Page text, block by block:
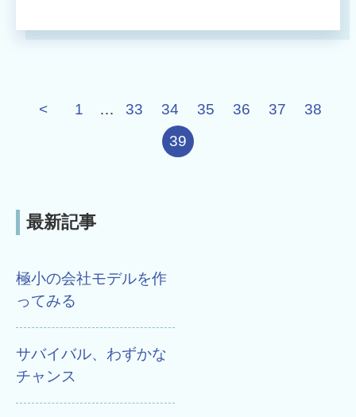
< 1 … 33 34 35 36 37
38
39
最新記事
極小の会社モデルを作
ってみる
サバイバル、わずかな
チャンス